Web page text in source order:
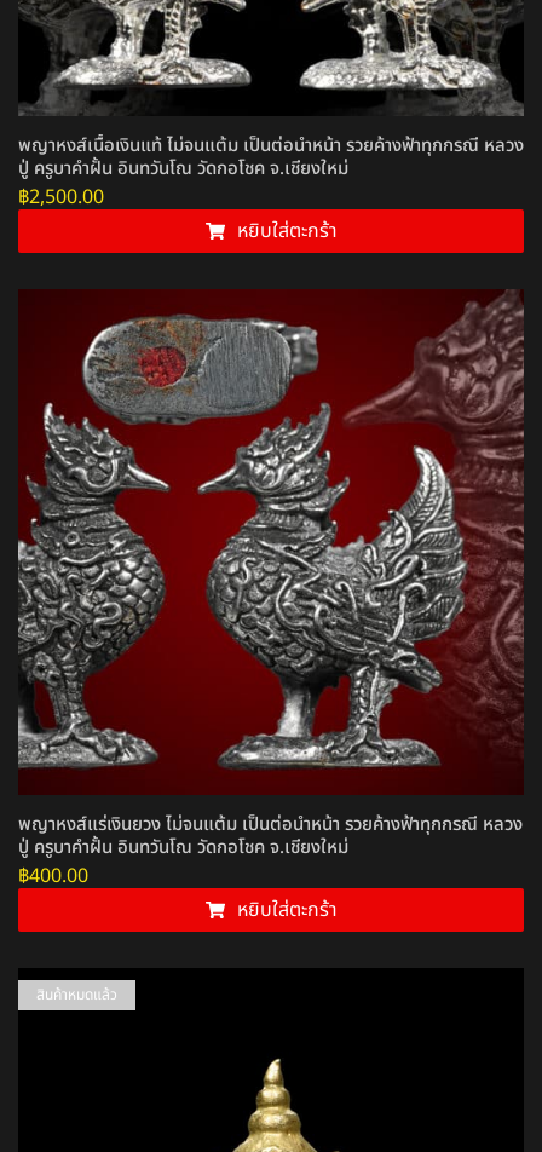
พญาหงส์เนื้อเงินแท้ ไม่จนแต้ม เป็นต่อนำหน้า รวยค้างฟ้าทุกกรณี หลวง
ปู่ ครูบาคำฝั้น อินทวันโณ วัดกอโชค จ.เชียงใหม่
฿2,500.00
หยิบใส่ตะกร้า
พญาหงส์แร่เงินยวง ไม่จนแต้ม เป็นต่อนำหน้า รวยค้างฟ้าทุกกรณี หลวง
ปู่ ครูบาคำฝั้น อินทวันโณ วัดกอโชค จ.เชียงใหม่
฿400.00
หยิบใส่ตะกร้า
สินค้าหมดแล้ว